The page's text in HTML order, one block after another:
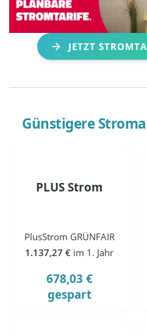
JETZT
Günstigere
PLUS Strom
PlusStrom GRÜNFAIR
1.137,27 € im 1. Jahr
678,03 €
gespart